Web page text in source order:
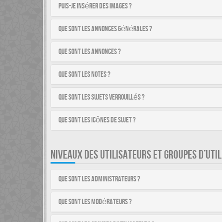
Puis-je insérer des images ?
Que sont les annonces générales ?
Que sont les annonces ?
Que sont les notes ?
Que sont les sujets verrouillés ?
Que sont les icônes de sujet ?
NIVEAUX DES UTILISATEURS ET GROUPES
Que sont les administrateurs ?
Que sont les modérateurs ?